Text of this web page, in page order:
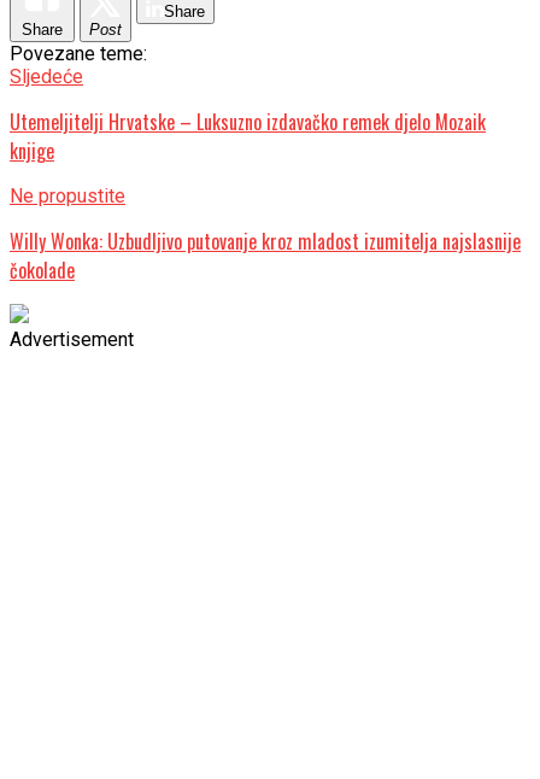
Share Post
Share
Povezane teme:
Sljedeće
Utemeljitelji Hrvatske – Luksuzno izdavačko remek djelo Mozaik
knjige
Ne propustite
Willy Wonka: Uzbudljivo putovanje kroz mladost izumitelja najslasnije
čokolade
Advertisement